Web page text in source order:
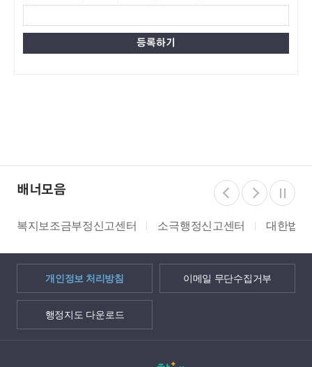
배너모음
조금부정신고센터 소극행정신고센터 대한법률구조공
개인정보 처리방침 이메일 무단수집거부
행정지도 다운로드